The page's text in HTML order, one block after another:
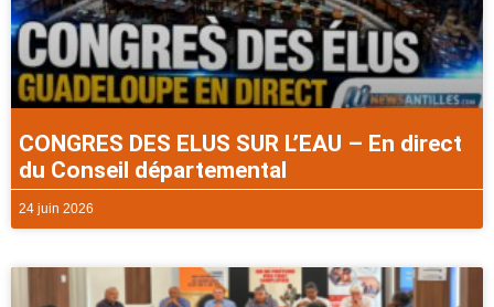
CONGRES DES ELUS SUR L’EAU – En direct
du Conseil départemental
24 juin 2026